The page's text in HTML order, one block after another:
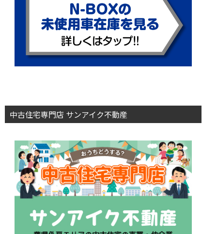
中古住宅専門店 サンアイク不動産